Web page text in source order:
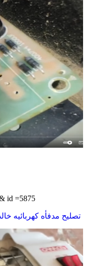
id =5875
تصليح مدفأه كهربائيه